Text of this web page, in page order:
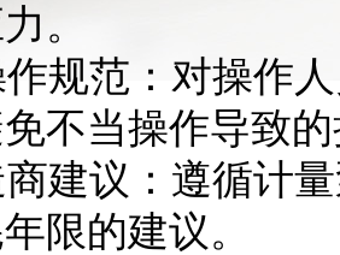
。
范：对操作人
不当操作导致
建议：遵循计
限的建议。